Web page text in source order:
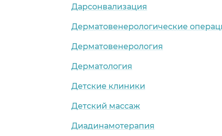
Дарсонвализация
Дерматовенерологические
Дерматовенерология
Дерматология
Детские клиники
Детский массаж
Диадинамотерапия